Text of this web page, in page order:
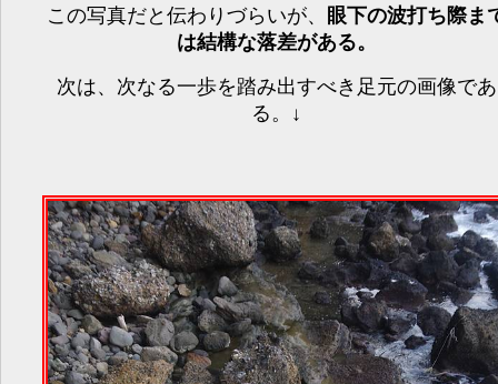
この写真だと伝わりづらいが、
眼下の波打ち際ま
は結構な落差がある。
次は、次なる一歩を踏み出すべき足元の画像であ
る。↓